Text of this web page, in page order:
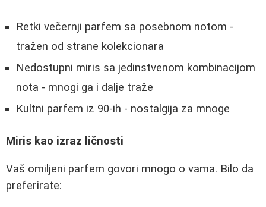
Retki večernji parfem sa posebnom notom -
tražen od strane kolekcionara
Nedostupni miris sa jedinstvenom kombinacijom
nota - mnogi ga i dalje traže
Kultni parfem iz 90-ih - nostalgija za mnoge
Miris kao izraz ličnosti
Vaš omiljeni parfem govori mnogo o vama. Bilo da
preferirate: